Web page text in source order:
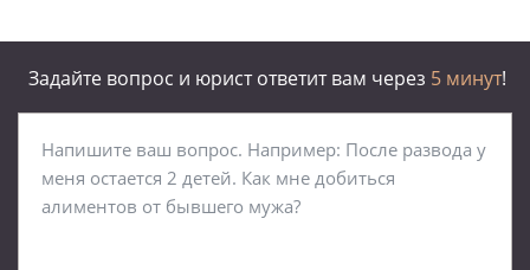
Задайте вопрос и юрист ответит вам через 5 минут!